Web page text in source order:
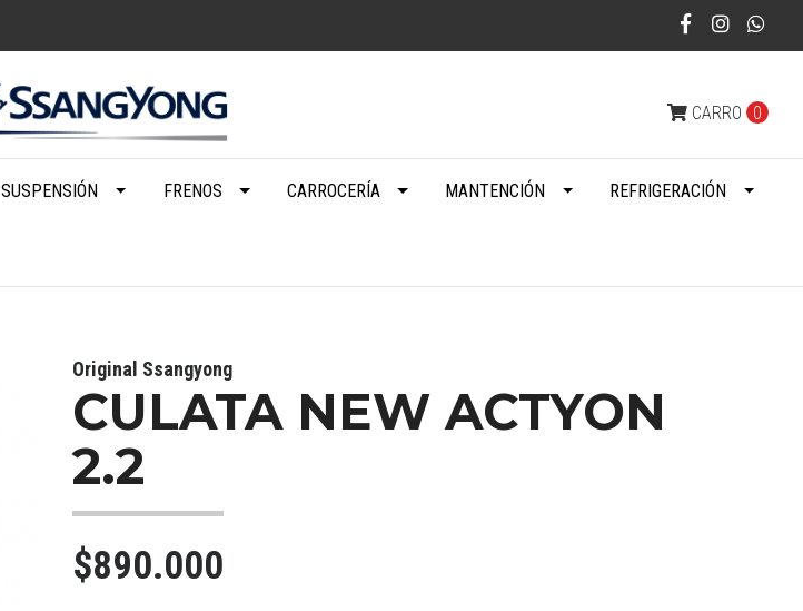
CARRO 0
SUSPENSIÓN FRENOS CARROCERÍA MANTENCIÓN REFRIGERACIÓN
Original Ssangyong
CULATA NEW ACTYON
2.2
$890.000